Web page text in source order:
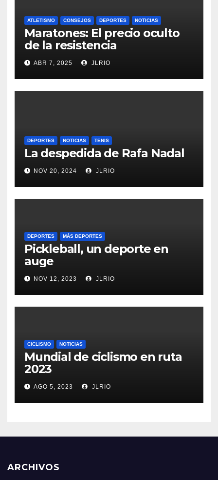
ATLETISMO CONSEJOS DEPORTES NOTICIAS
Maratones: El precio oculto
de la resistencia
ABR 7, 2025 JLRIO
DEPORTES NOTICIAS TENIS
La despedida de Rafa Nadal
NOV 20, 2024 JLRIO
DEPORTES MÁS DEPORTES
Pickleball, un deporte en
auge
NOV 12, 2023 JLRIO
CICLISMO NOTICIAS
Mundial de ciclismo en ruta
2023
AGO 5, 2023 JLRIO
ARCHIVOS